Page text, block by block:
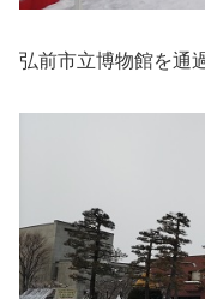
弘前市立博物館を通